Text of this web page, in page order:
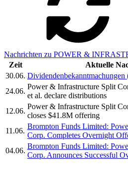
Nachrichten zu POWER &
Zeit
Aktuelle
30.06. Dividendenbekanntmachungen
24.06.
Power & Infrastructure Split
et al. declare distributions
12.06.
Power & Infrastructure Split
closes $41.8M offering
11.06.
Brompton Funds Limited:
Corp. Completes Overnight
04.06.
Brompton Funds Limited:
Corp. Announces Successful